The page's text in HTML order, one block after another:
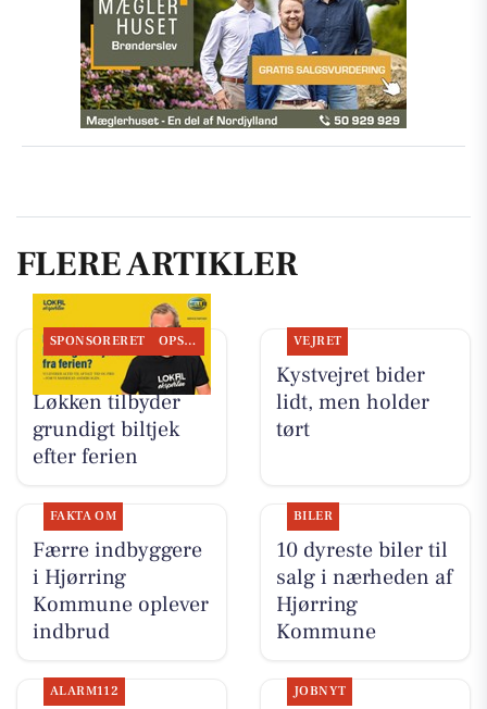
FLERE ARTIKLER
SPONSORERET OPSLAGSTAVLEN
Autogården
Løkken tilbyder
grundigt biltjek
efter ferien
VEJRET
Kystvejret bider
lidt, men holder
tørt
FAKTA OM
Færre indbyggere
i Hjørring
Kommune oplever
indbrud
BILER
10 dyreste biler til
salg i nærheden af
Hjørring
Kommune
ALARM112 JOBNYT